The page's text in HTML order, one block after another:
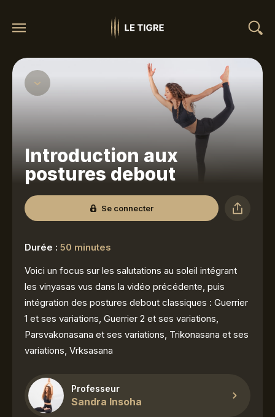
Introduction aux
postures debout
Se connecter
Durée : 50 minutes
Voici un focus sur les salutations au soleil intégrant
les vinyasas vus dans la vidéo précédente, puis
intégration des postures debout classiques : Guerrier
1 et ses variations, Guerrier 2 et ses variations,
Parsvakonasana et ses variations, Trikonasana et ses
variations, Vrksasana
Professeur
Sandra Insoha